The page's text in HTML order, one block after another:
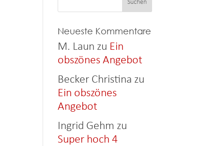
Neueste Kommentare
M. Laun zu Ein
obszönes Angebot
Becker Christina zu
Ein obszönes
Angebot
Ingrid Gehm zu
Super hoch 4